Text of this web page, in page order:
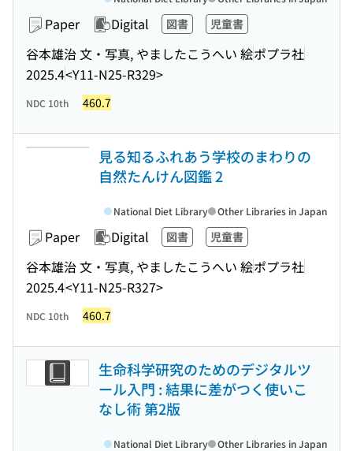
Paper Digital 図書 児童書
谷本雄治 文・写真, やましたこうへい 絵ポプラ社
2025.4<Y11-N25-R329>
NDC 10th 460.7
見る知るふれあう学校のまわりの
自然たんけん図鑑 2
Paper Digital 図書 児童書
谷本雄治 文・写真, やましたこうへい 絵ポプラ社
2025.4<Y11-N25-R327>
National Diet Library Other Libraries in Japan
NDC 10th 460.7
生命科学研究のためのデジタルツ
ール入門 : 結果に差がつく使いこ
なし術 第2版
National Diet Library Other Libraries in Japan